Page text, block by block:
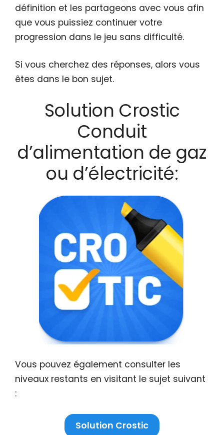
définition et les partageons avec vous afin
que vous puissiez continuer votre
progression dans le jeu sans difficulté.
Si vous cherchez des réponses, alors vous
êtes dans le bon sujet.
Solution Crostic
Conduit
d’alimentation de gaz
ou d’électricité:
Vous pouvez également consulter les
niveaux restants en visitant le sujet suivant
:
Solution Crostic